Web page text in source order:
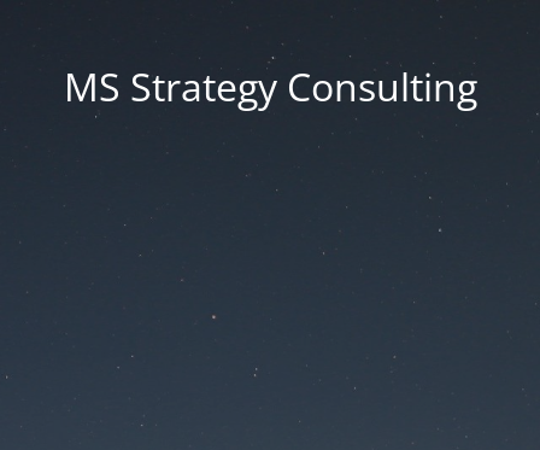
MS Strategy Consulting